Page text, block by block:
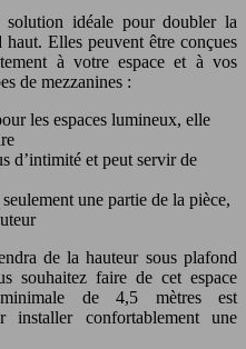
solution idéale pour doubler la
Elles peuvent être conçues
à votre espace et à vos
de mezzanines :
les espaces lumineux, elle
d’intimité et peut servir de
une partie de la pièce,
de la hauteur sous plafond
souhaitez faire de cet espace
de 4,5 mètres est
installer confortablement une